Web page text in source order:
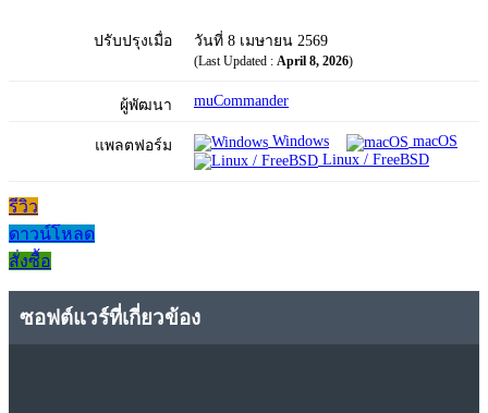
ปรับปรุงเมื่อ วันที่ 8 เมษายน 2569
(Last Updated : April 8, 2026)
ผู้พัฒนา muCommander
แพลตฟอร์ม Windows
macOS
Linux / FreeBSD
รีวิว
ดาวน์โหลด
สั่งซื้อ
ซอฟต์แวร์ที่เกี่ยวข้อง